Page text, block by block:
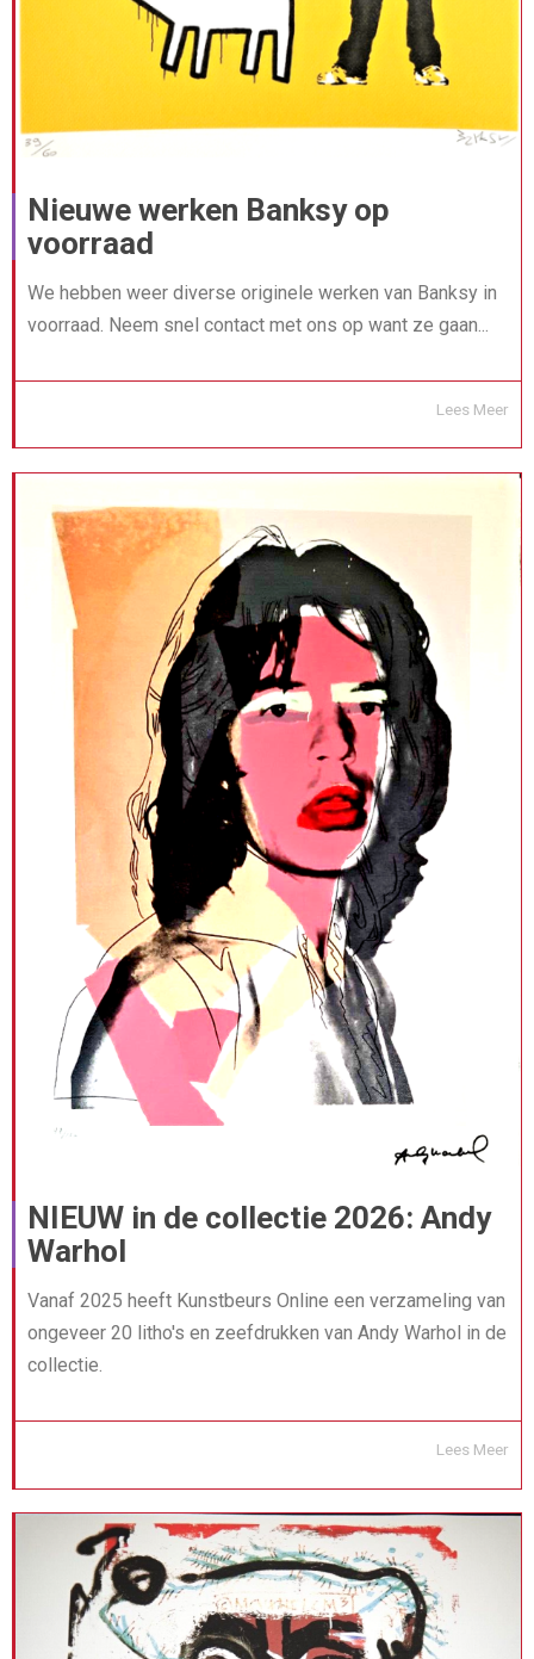
Nieuwe werken Banksy op
voorraad
We hebben weer diverse originele werken van Banksy in
voorraad. Neem snel contact met ons op want ze gaan...
Lees Meer
NIEUW in de collectie 2026: Andy
Warhol
Vanaf 2025 heeft Kunstbeurs Online een verzameling van
ongeveer 20 litho's en zeefdrukken van Andy Warhol in de
collectie.
Lees Meer